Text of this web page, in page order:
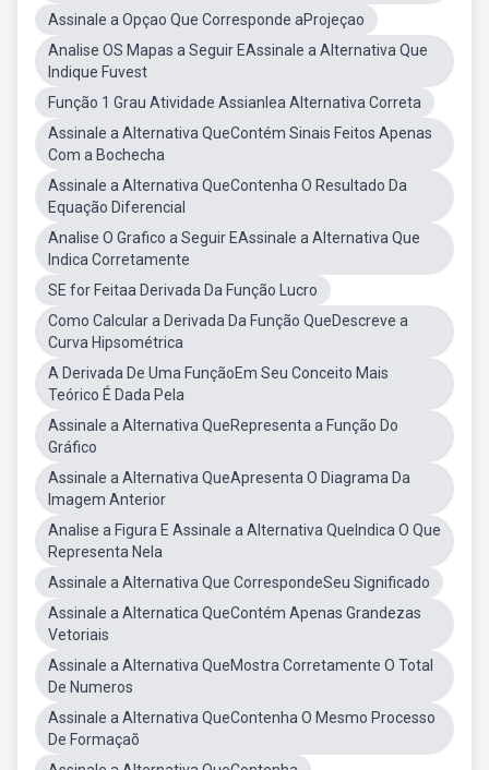
Assinale a Opçao Que Corresponde aProjeçao
Analise OS Mapas a Seguir EAssinale a Alternativa Que
Indique Fuvest
Função 1 Grau Atividade Assianlea Alternativa Correta
Assinale a Alternativa QueContém Sinais Feitos Apenas
Com a Bochecha
Assinale a Alternativa QueContenha O Resultado Da
Equação Diferencial
Analise O Grafico a Seguir EAssinale a Alternativa Que
Indica Corretamente
SE for Feitaa Derivada Da Função Lucro
Como Calcular a Derivada Da Função QueDescreve a
Curva Hipsométrica
A Derivada De Uma FunçãoEm Seu Conceito Mais
Teórico É Dada Pela
Assinale a Alternativa QueRepresenta a Função Do
Gráfico
Assinale a Alternativa QueApresenta O Diagrama Da
Imagem Anterior
Analise a Figura E Assinale a Alternativa QueIndica O Que
Representa Nela
Assinale a Alternativa Que CorrespondeSeu Significado
Assinale a Alternatica QueContém Apenas Grandezas
Vetoriais
Assinale a Alternativa QueMostra Corretamente O Total
De Numeros
Assinale a Alternativa QueContenha O Mesmo Processo
De Formaçaõ